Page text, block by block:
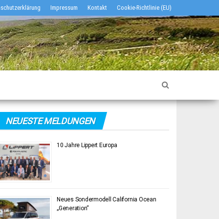
Impressum Kontakt Cookie-Richtlinie (EU)
NEUESTE MELDUNGEN
10 Jahre Lippert Europa
Neues Sondermodell California Ocean
„Generation“